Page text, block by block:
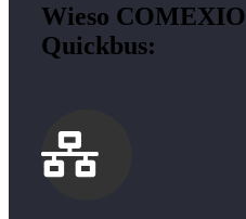
Wieso COMEXIO
Quickbus: